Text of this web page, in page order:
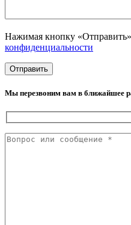
Нажимая кнопку
конфиденциальности
Мы перезвоним вам в ближайшее